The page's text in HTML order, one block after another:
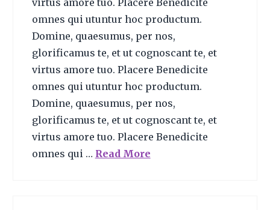
omnes qui utuntur hoc productum.
Domine, quaesumus, per nos,
glorificamus te, et ut cognoscant te, et
virtus amore tuo. Placere Benedicite
omnes qui utuntur hoc productum.
Domine, quaesumus, per nos,
glorificamus te, et ut cognoscant te, et
virtus amore tuo. Placere Benedicite
omnes qui … Read More